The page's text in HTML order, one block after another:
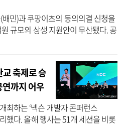
민)과 쿠팡이츠의 동의의결 신청을
규모의 상생 지원안이 무산됐다. 공
이유로 ‘신속한 위법성 판단’이 필
교 축제로 승
까지 어우
최하는 ‘넥슨 개발자 콘퍼런스
했다. 올해 행사는 51개 세션을 비롯
공연 등 다양한 부대 프로그램을 선